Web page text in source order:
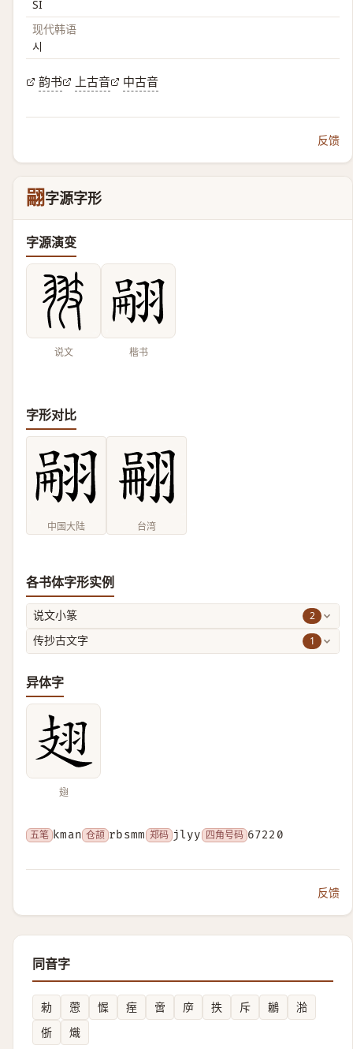
SI
现代韩语
시
韵书 上古音 中古音
反馈
翤字源字形
字源演变
说文 楷书
字形对比
中国大陆 台湾
各书体字形实例
说文小篆 2
传抄古文字 1
异体字
翅
五笔 kman 仓颉 rbsmm 郑码 jlyy 四角号码 67220
反馈
同音字
勑 慸 㥡 痓 啻 㡿 抶 斥 鶒
湁
㑜
熾